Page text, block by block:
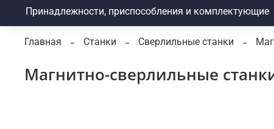
Принадлежности, приспособления и комплектующие
Главная Станки Сверлильные станки
Магнитно-сверлильные